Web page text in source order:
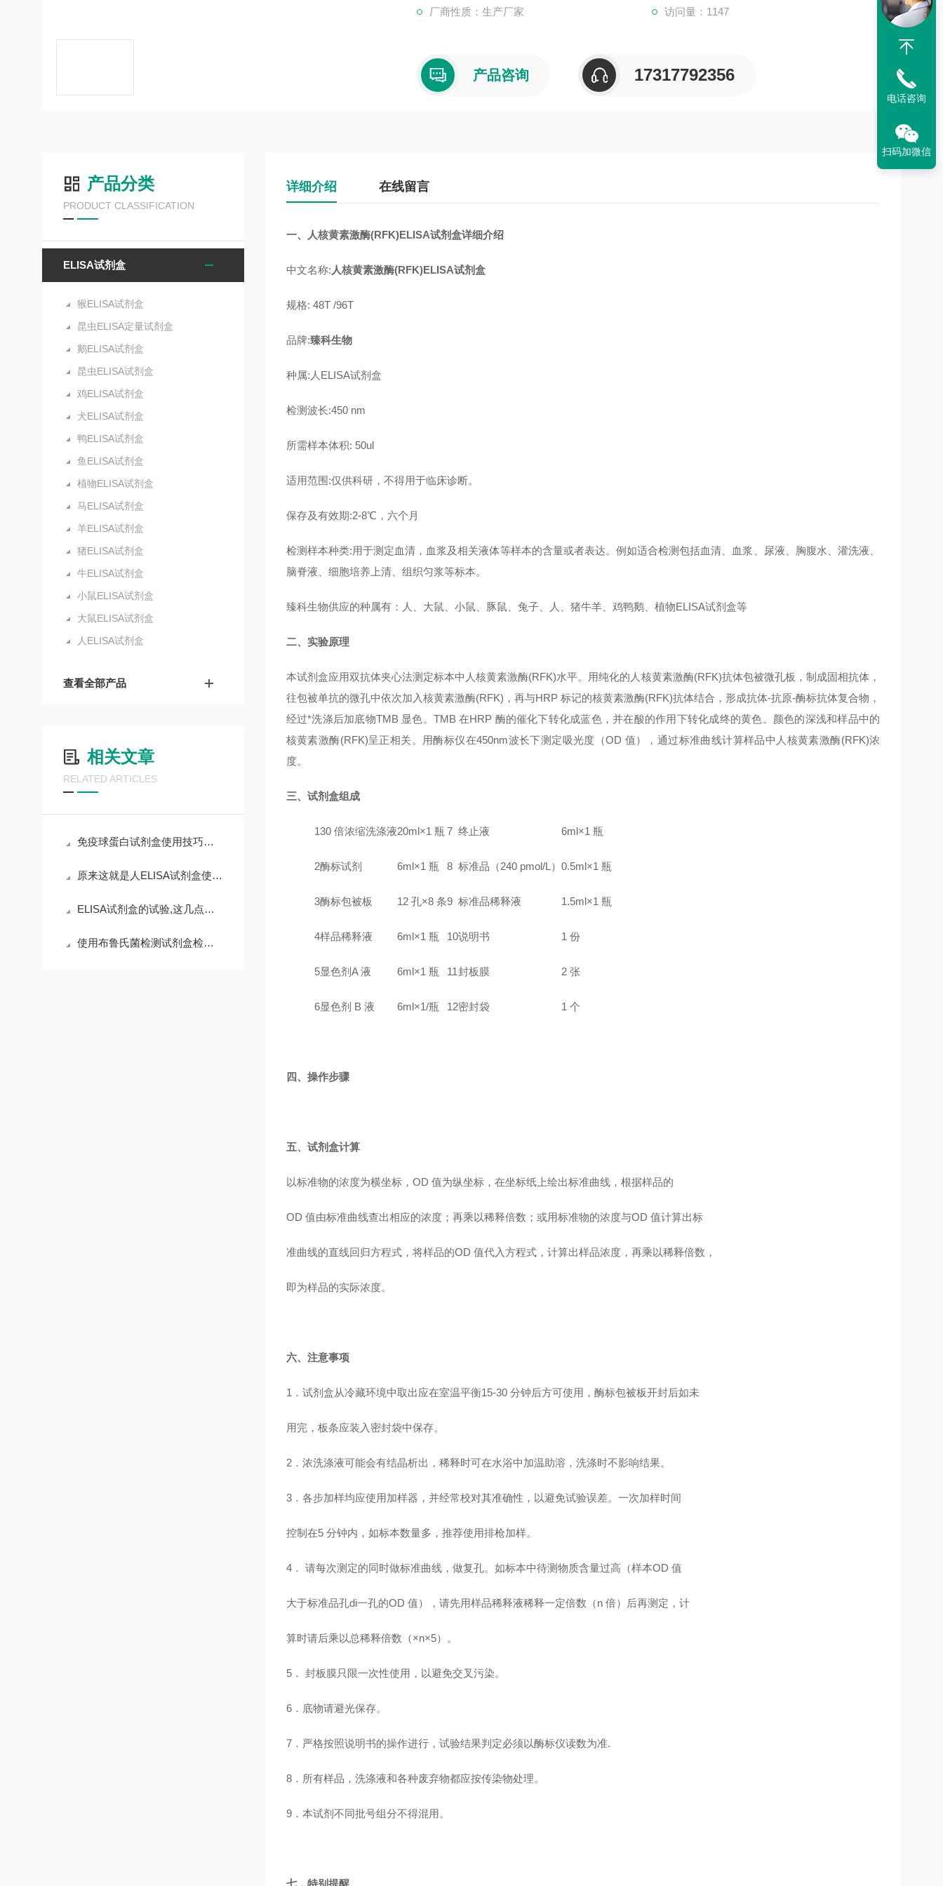
厂商性质：生产厂家 访问量：1147
产品咨询 17317792356
产品分类
PRODUCT CLASSIFICATION
ELISA试剂盒
猴ELISA试剂盒
昆虫ELISA定量试剂盒
鹅ELISA试剂盒
昆虫ELISA试剂盒
鸡ELISA试剂盒
犬ELISA试剂盒
鸭ELISA试剂盒
鱼ELISA试剂盒
植物ELISA试剂盒
马ELISA试剂盒
羊ELISA试剂盒
猪ELISA试剂盒
牛ELISA试剂盒
小鼠ELISA试剂盒
大鼠ELISA试剂盒
人ELISA试剂盒
查看全部产品
相关文章
RELATED ARTICLES
免疫球蛋白试剂盒使用技巧和要求
原来这就是人ELISA试剂盒使用时需要遵守的规范
ELISA试剂盒的试验,这几点非常重要,且不可漫不经心
使用布鲁氏菌检测试剂盒检测时，需要遵循以下步骤
详细介绍 在线留言
一、 人核黄素激酶(RFK)ELISA试剂盒详细介绍
中文名称: 人核黄素激酶(RFK)ELISA试剂盒
规格: 48T /96T
品牌:臻科生物
种属:人ELISA试剂盒
检测波长:450 nm
所需样本体积: 50ul
适用范围:仅供科研，不得用于临床诊断。
保存及有效期:2-8℃，六个月
检测样本种类:用于测定血清，血浆及相关液体等样本的含量或者表达。例如适合检测包括血清、血浆、尿液、胸腹水、灌洗液、
脑脊液、细胞培养上清、组织匀浆等标本。
臻科生物供应的种属有：人、大鼠、小鼠、豚鼠、兔子、人、猪牛羊、鸡鸭鹅、植物ELISA试剂盒等
二、实验原理
本试剂盒应用双抗体夹心法测定标本中人核黄素激酶(RFK)水平。用纯化的人 核黄素激酶(RFK)抗体包被微孔板，制成固相抗体，
往包被单抗的微孔中依次加入核黄素激酶(RFK) ，再与HRP 标记的核黄素激酶(RFK)抗体结合，形成抗体-抗原-酶标抗体复合物，
经过*洗涤后加底物TMB 显色。TMB 在HRP 酶的催化下转化成蓝色，并在酸的作用下转化成终的黄色。颜色的深浅和样品中的
核黄素激酶(RFK)呈正相关。用酶标仪在450nm波长下测定吸光度（OD 值），通过标准曲线计算样品中人 核黄素激酶(RFK)浓
度。
三、试剂盒组成
130 倍浓缩洗涤液20ml×1 瓶 7 终止液 6ml×1 瓶
2酶标试剂 6ml×1 瓶 8 标准品（240 pmol/L） 0.5ml×1 瓶
3酶标包被板 12 孔×8 条9 标准品稀释液 1.5ml×1 瓶
4样品稀释液 6ml×1 瓶 10说明书 1 份
5显色剂A 液 6ml×1 瓶 11封板膜 2 张
6显色剂 B 液 6ml×1/瓶 12密封袋 1 个
四、操作步骤
五、试剂盒计算
以标准物的浓度为横坐标，OD 值为纵坐标，在坐标纸上绘出标准曲线，根据样品的
OD 值由标准曲线查出相应的浓度；再乘以稀释倍数；或用标准物的浓度与OD 值计算出标
准曲线的直线回归方程式，将样品的OD 值代入方程式，计算出样品浓度，再乘以稀释倍数，
即为样品的实际浓度。
六、注意事项
1．试剂盒从冷藏环境中取出应在室温平衡15-30 分钟后方可使用，酶标包被板开封后如未
用完，板条应装入密封袋中保存。
2．浓洗涤液可能会有结晶析出，稀释时可在水浴中加温助溶，洗涤时不影响结果。
3．各步加样均应使用加样器，并经常校对其准确性，以避免试验误差。一次加样时间
控制在5 分钟内，如标本数量多，推荐使用排枪加样。
4． 请每次测定的同时做标准曲线，做复孔。如标本中待测物质含量过高（样本OD 值
大于标准品孔di一孔的OD 值），请先用样品稀释液稀释一定倍数（n 倍）后再测定，计
算时请后乘以总稀释倍数（×n×5）。
5． 封板膜只限一次性使用，以避免交叉污染。
6．底物请避光保存。
7．严格按照说明书的操作进行，试验结果判定必须以酶标仪读数为准.
8．所有样品，洗涤液和各种废弃物都应按传染物处理。
9．本试剂不同批号组分不得混用。
七．特别提醒
电话咨询
扫码加微信